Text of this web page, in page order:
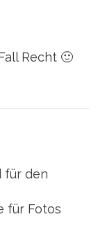
Recht 🙂
für den
für Fotos